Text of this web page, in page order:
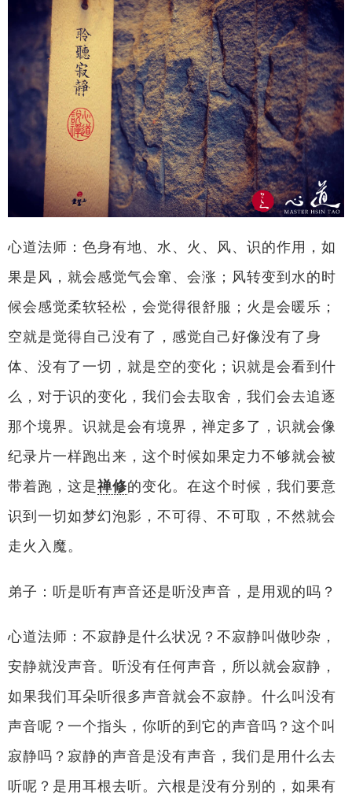
心道法师：色身有地、水、火、风、识的作用，如
果是风，就会感觉气会窜、会涨；风转变到水的时
候会感觉柔软轻松，会觉得很舒服；火是会暖乐；
空就是觉得自己没有了，感觉自己好像没有了身
体、没有了一切，就是空的变化；识就是会看到什
么，对于识的变化，我们会去取舍，我们会去追逐
那个境界。识就是会有境界，禅定多了，识就会像
纪录片一样跑出来，这个时候如果定力不够就会被
带着跑，这是禅修的变化。在这个时候，我们要意
识到一切如梦幻泡影，不可得、不可取，不然就会
走火入魔。
弟子：听是听有声音还是听没声音，是用观的吗？
心道法师：不寂静是什么状况？不寂静叫做吵杂，
安静就没声音。听没有任何声音，所以就会寂静，
如果我们耳朵听很多声音就会不寂静。什么叫没有
声音呢？一个指头，你听的到它的声音吗？这个叫
寂静吗？寂静的声音是没有声音，我们是用什么去
听呢？是用耳根去听。六根是没有分别的，如果有